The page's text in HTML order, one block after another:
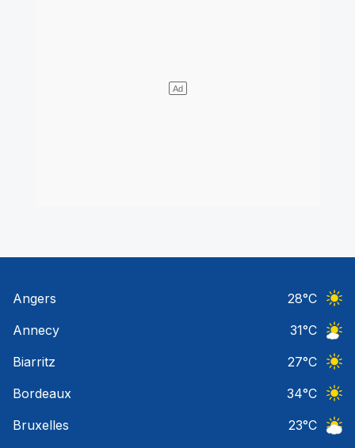
Angers 28°C
Annecy
31°C
Biarritz
27°C
Bordeaux
34°C
Bruxelles
23°C